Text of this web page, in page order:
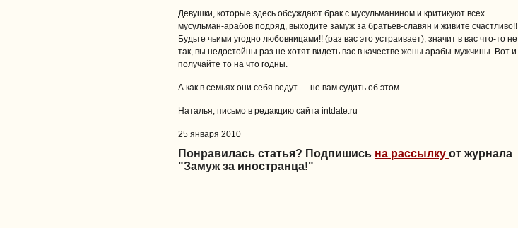
Девушки, которые здесь обсуждают брак с мусульманином и критикуют всех
мусульман-арабов подряд, выходите замуж за братьев-славян и живите счастливо!!
Будьте чьими угодно любовницами!! (раз вас это устраивает), значит в вас что-то не
так, вы недостойны раз не хотят видеть вас в качестве жены арабы-мужчины. Вот и
получайте то на что годны.
А как в семьях они себя ведут — не вам судить об этом.
Наталья, письмо в редакцию сайта intdate.ru
25 января 2010
Понравилась статья? Подпишись на рассылку от журнала
"Замуж за иностранца!"